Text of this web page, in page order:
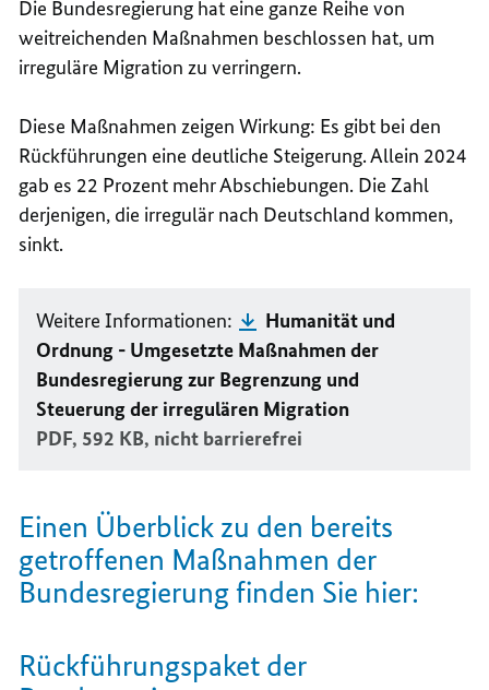
Die Bundesregierung hat eine ganze Reihe von
weitreichenden Maßnahmen beschlossen hat, um
irreguläre Migration zu verringern.
Diese Maßnahmen zeigen Wirkung: Es gibt bei den
Rückführungen eine deutliche Steigerung. Allein 2024
gab es 22 Prozent mehr Abschiebungen. Die Zahl
derjenigen, die irregulär nach Deutschland kommen,
sinkt.
Weitere Informationen:
Humanität und
Ordnung - Umgesetzte Maßnahmen der
Bundesregierung zur Begrenzung und
Steuerung der irregulären Migration
PDF, 592 KB, nicht barrierefrei
Einen Überblick zu den bereits
getroffenen Maßnahmen der
Bundesregierung finden Sie hier:
Rückführungspaket der